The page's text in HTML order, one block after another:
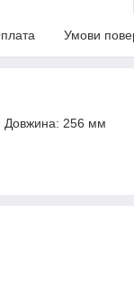
Умови
Довжина: 256 мм